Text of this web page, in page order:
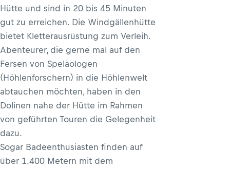
Hütte und sind in 20 bis 45 Minuten
gut zu erreichen. Die Windgällenhütte
bietet Kletterausrüstung zum Verleih.
Abenteurer, die gerne mal auf den
Fersen von Speläologen
(Höhlenforschern) in die Höhlenwelt
abtauchen möchten, haben in den
Dolinen nahe der Hütte im Rahmen
von geführten Touren die Gelegenheit
dazu.
Sogar Badeenthusiasten finden auf
über 1.400 Metern mit dem